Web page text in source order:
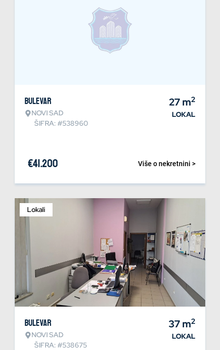
Bulevar
NOVI SAD
ŠIFRA: #538960
27m2
LOKAL
Više o nekretnini >
€41.200
Lokali
Bulevar
NOVI SAD
ŠIFRA: #538675
37m2
LOKAL